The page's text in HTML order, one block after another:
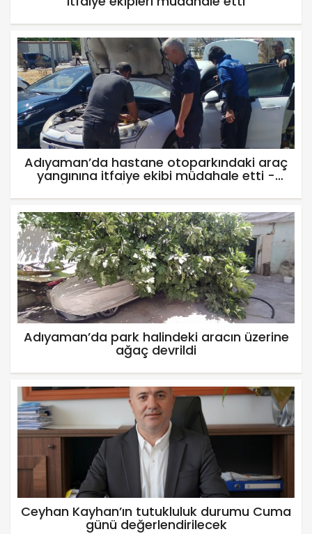
Adıyaman’da hastane otoparkındaki araç
yangınına itfaiye ekibi müdahale etti -
Videolu Haber
Adıyaman’da park halindeki aracın üzerine
ağaç devrildi
Ceyhan Kayhan’ın tutukluluk durumu Cuma
günü değerlendirilecek